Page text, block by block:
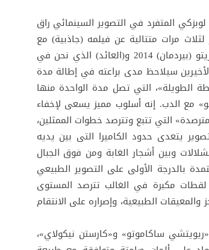
المتفرد في التصوير السينمائي راق
مرات متتالية عن فيلمه (جاذبية) مع
المخرج ألفونسو كوارون سنة 2013 وفيلميه الأخيرين رفقة ايناريتو (بيردمان) 2014 و(العائد) الذي نحن في
سيلاحظ مدى براعته في إطالة مدة
الطويلة»، التي تصل مدة الواحدة منها
مع الدب. إنه أسلوب مميز يسعى لإخفاء
التي تتبع وتترصد خطوات الممثلين،
يتعدى حدود الكاميرا التى بين يديه
وبين أشجار الغابة ومن فوق الجبال
بالدرجة الأولى على التصوير الطبيعي
مكبرة في الغالب تترصد المستوى
الطبيعية، وإصراره على الانتقام
«ريويتشي ساكاموتو» و«كارستن نيكولاي»،